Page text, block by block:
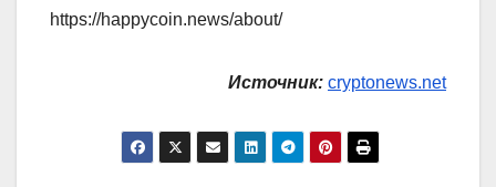
https://happycoin.news/about/
Источник: cryptonews.net